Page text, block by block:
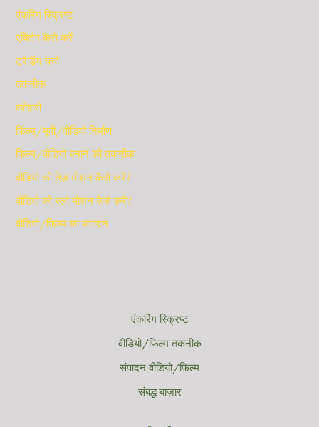
एंकरिंग स्क्रिप्ट
एक्टिंग कैसे करें
ट्रेंडिंग चर्चा
तकनीक
त्योहारों
फिल्म/मूवी/वीडियो निर्माण
फिल्म/वीडियो बनाने की तकनीक
वीडियो को तेज़ मोशन कैसे करें?
वीडियो को स्लो मोशन कैसे करें?
वीडियो/फ़िल्म का संपादन
एंकरिंग स्क्रिप्ट
वीडियो/फिल्म तकनीक
संपादन वीडियो/फ़िल्म
संबद्ध बाज़ार